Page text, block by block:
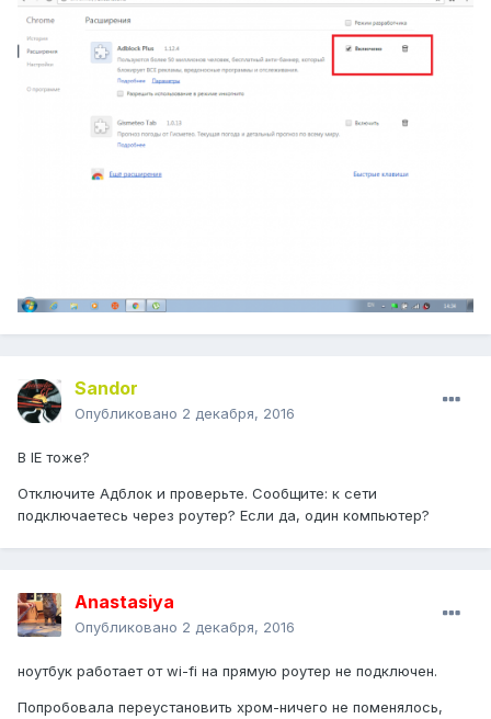
Sandor
Опубликовано 2 декабря, 2016
В IE тоже?
Отключите Адблок и проверьте. Сообщите: к сети
подключаетесь через роутер? Если да, один компьютер?
Anastasiya
Опубликовано 2 декабря, 2016
ноутбук работает от wi-fi на прямую роутер не подключен.
Попробовала переустановить хром-ничего не поменялось,